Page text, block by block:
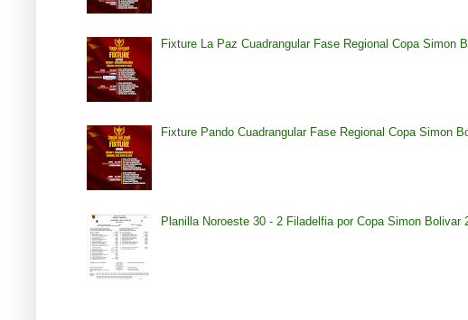
Fixture La Paz Cuadrangular Fase Regional Copa Simon
Fixture Pando Cuadrangular Fase Regional Copa Simon
Planilla Noroeste 30 - 2 Filadelfia por Copa Simon Bolivar